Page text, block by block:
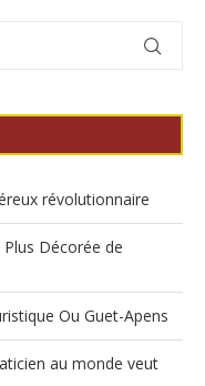
révolutionnaire
Décorée de
Ou Guet-Apens
au monde veut